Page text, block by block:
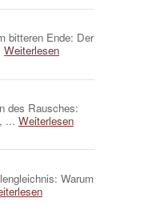
bitteren Ende: Der
Weiterlesen
des Rausches:
... Weiterlesen
Warum